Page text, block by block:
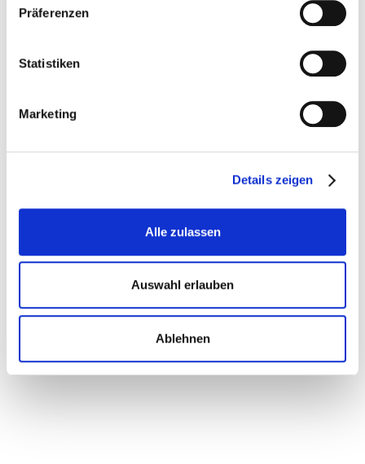
Präferenzen
Statistiken
Marketing
Details zeigen
Alle zulassen
Auswahl erlauben
Ablehnen
Telefonnummer
Geburtsdatum